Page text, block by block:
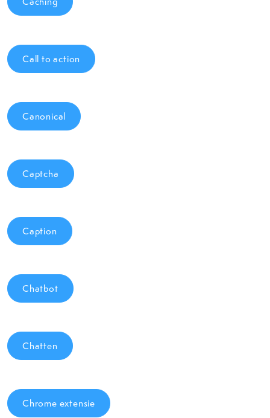
Call to action
Canonical
Captcha
Caption
Chatbot
Chatten
Chrome extensie